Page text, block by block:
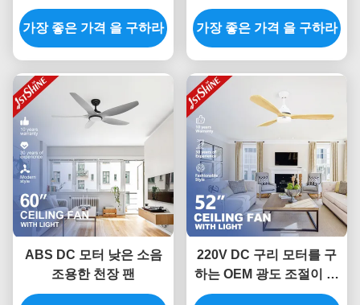
현대
가장 좋은 가격 을 구하라
팬
가장 좋은 가격 을 구하라
ABS DC 모터 낮은 소음
조용한 천장 팬
220V DC 구리 모터를 구
하는 OEM 광도 조절이 가
능한 주도하는 천정 선풍